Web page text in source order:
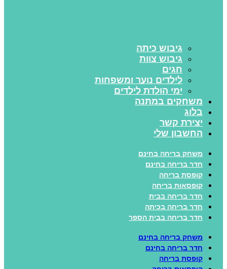
גיבוש כיתה
גיבוש צוות
חגים
לילדים נוער ומשפחות
ימי הולדת לילדים
משחקים במתנה
בלוג
יצירת קשר
החשבון שלי
משחק בריחה בחינם
חדר בריחה בחינם
קופסת בריחה
קופסאות בריחה
חדר בריחה בבית
חדר בריחה בכיתה
חדר בריחה בבית הספר
משחק בריחה בחינם
חדר בריחה בחינם
קופסת בריחה